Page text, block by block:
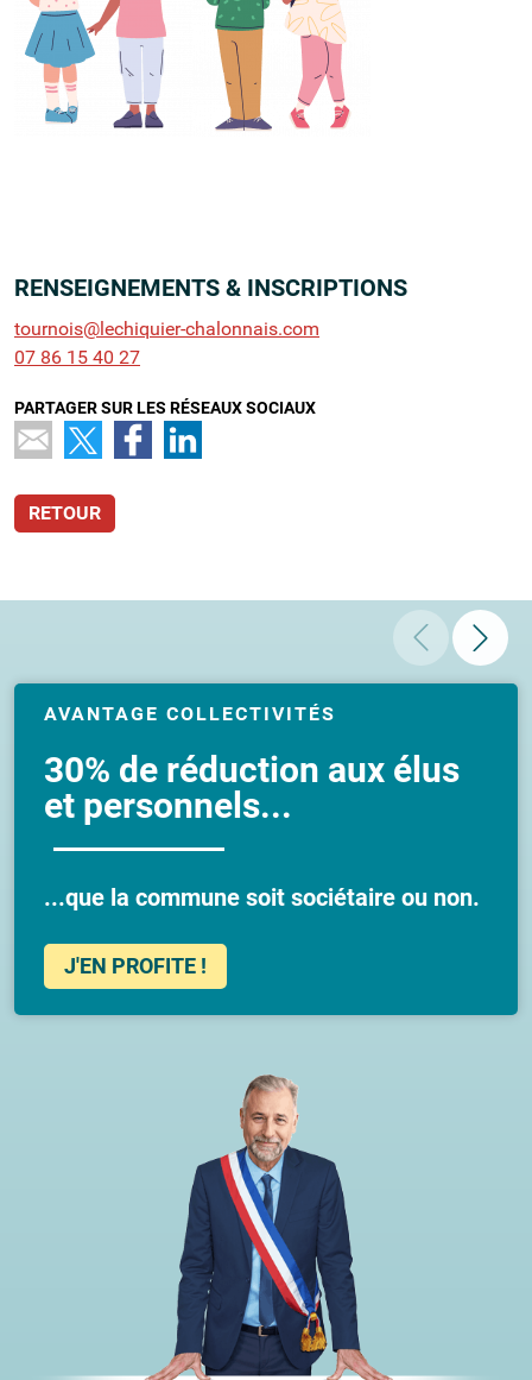
RENSEIGNEMENTS & INSCRIPTIONS
tournois@lechiquier-chalonnais.com
07 86 15 40 27
PARTAGER SUR LES RÉSEAUX SOCIAUX
RETOUR
AVANTAGE COLLECTIVITÉS
30% de réduction aux élus
et personnels...
...que la commune soit sociétaire ou non.
J'EN PROFITE !